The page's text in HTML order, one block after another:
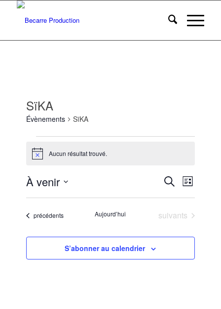
SïKA
Évènements SïKA
Évènements
NoticeAucun résultat trouvé.
et
vues
Recherche
de
vues
Liste
À venir
date.Évènements
précédents Aujourd’hui Évènements
suivants
S’abonner au calendrier